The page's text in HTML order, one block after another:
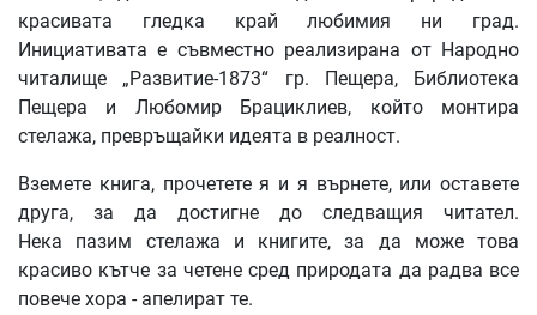
красивата гледка край любимия ни град.
Инициативата е съвместно реализирана от Народно
читалище „Развитие-1873“ гр. Пещера, Библиотека
Пещера и Любомир Брациклиев, който монтира
стелажа, превръщайки идеята в реалност.
Вземете книга, прочетете я и я върнете, или оставете
друга, за да достигне до следващия читател.
Нека пазим стелажа и книгите, за да може това
красиво кътче за четене сред природата да радва все
повече хора - апелират те.